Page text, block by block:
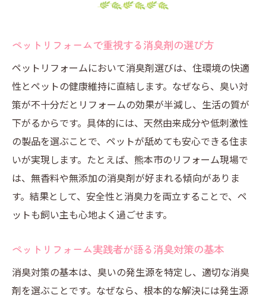
ペットの健康守るリフォームと消臭剤の関
口コミで選ぶペットリフォーム向け消臭術
肌に優しい消臭剤で叶える快適空間
ペットリフォームにおすすめの肌に優しい
消臭剤
天然素材の消臭剤で作るやさしい住まい
肌に優しい消臭対策とペットリフォームの
両立方法
ペットが舐めても安心な素材の消臭剤とは
ペットのストレス軽減に役立つ消臭剤の選
ホームセンターで手に入る肌に優しい消臭
剤
天然成分の消臭剤選びが重要な理由
ペットリフォームで重視する消臭剤の選び方
ペットリフォームにおいて消臭剤選びは、住環境の快適
性とペットの健康維持に直結します。なぜなら、臭い対
策が不十分だとリフォームの効果が半減し、生活の質が
下がるからです。具体的には、天然由来成分や低刺激性
の製品を選ぶことで、ペットが舐めても安心できる住ま
いが実現します。たとえば、熊本市のリフォーム現場で
は、無香料や無添加の消臭剤が好まれる傾向がありま
す。結果として、安全性と消臭力を両立することで、ペ
ットも飼い主も心地よく過ごせます。
ペットリフォーム実践者が語る消臭対策の基本
消臭対策の基本は、臭いの発生源を特定し、適切な消臭
剤を選ぶことです。なぜなら、根本的な解決には発生源